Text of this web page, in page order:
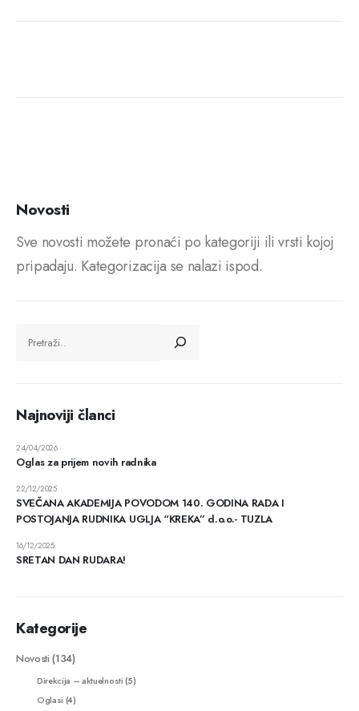
Novosti
Sve novosti možete pronaći po kategoriji ili vrsti kojoj
pripadaju. Kategorizacija se nalazi ispod.
Najnoviji članci
Oglas za prijem novih radnika
24/04/2026
SVEČANA AKADEMIJA POVODOM 140. GODINA RADA I
POSTOJANJA RUDNIKA UGLJA “KREKA” d.o.o.- TUZLA
22/12/2025
SRETAN DAN RUDARA!
16/12/2025
Kategorije
Novosti (134)
Direkcija – aktuelnosti(5)
Oglasi (4)